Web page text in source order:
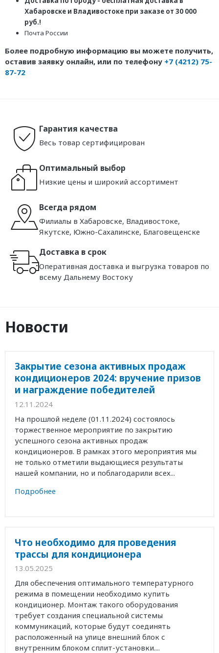
Хабаровске и Владивостоке при заказе от 30 000
руб.!
Почта России
Более подробную информацию вы можете получить,
оставив заявку онлайн, или по телефону +7 (4212) 75-
87-72
Гарантия качества
Весь товар сертифицирован
Оптимальный выбор
Низкие цены и широкий ассортимент
Всегда рядом
Филиалы в Хабаровске, Владивостоке,
Якутске, Южно-Сахалинске, Благовещенске
Доставка в срок
Оперативная доставка и выгрузка товаров по
всему Дальнему Востоку
Новости
Закрытие сезона активных продаж
кондиционеров 2024: вручение призов
и награждение победителей
12.11.2024
На прошлой неделе (01.11.2024) состоялось
торжественное мероприятие по закрытию
успешного сезона активных продаж
кондиционеров. В рамках этого мероприятия мы
не только отметили выдающиеся результаты
нашей компании, но и поблагодарили всех...
Подробнее
Что необходимо для проведения
трассы для кондиционера
13.05.2025
Для обеспечения оптимального температурного
режима в помещении необходимо купить
кондиционер. Монтаж такого оборудования
требует создания специальной системы
коммуникаций, которые будут соединять
расположенный на улице внешний блок с
внутренним блоком сплит-установки....